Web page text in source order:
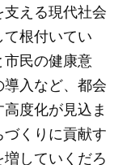
える現代社会
根付いてい
市民の健康意
入など、都会
度化が見込ま
くりに貢献す
していくだろ